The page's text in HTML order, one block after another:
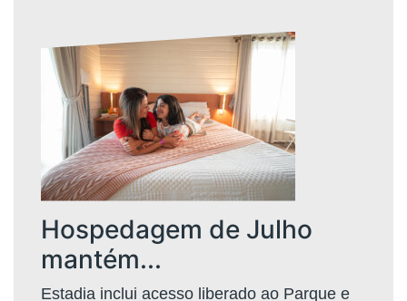
Hospedagem de Julho
mantém...
Estadia inclui acesso liberado ao Parque e